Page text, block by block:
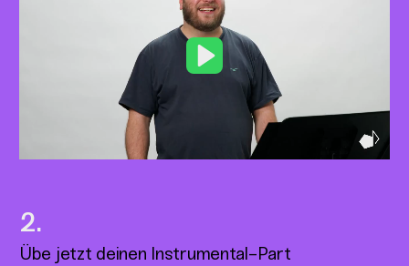
Play
Übe jetzt deinen Instrumental-Part